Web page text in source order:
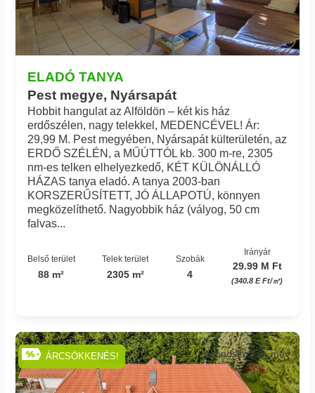
ELADÓ TANYA
Pest megye, Nyársapát
Hobbit hangulat az Alföldön – két kis ház
erdőszélen, nagy telekkel, MEDENCÉVEL! Ár:
29,99 M. Pest megyében, Nyársapát külterületén, az
ERDŐ SZÉLÉN, a MŰÚTTÓL kb. 300 m-re, 2305
nm-es telken elhelyezkedő, KÉT KÜLÖNÁLLÓ
HÁZAS tanya eladó. A tanya 2003-ban
KORSZERŰSÍTETT, JÓ ÁLLAPOTÚ, könnyen
megközelíthető. Nagyobbik ház (vályog, 50 cm
falvas...
Belső terület
88 m²
Telek terület
2305 m²
Szobák
4
Irányár
29.99 M Ft
(340.8 E Ft/㎡)
Azonosító: 58_mev
ÁRCSÖKKENÉS!